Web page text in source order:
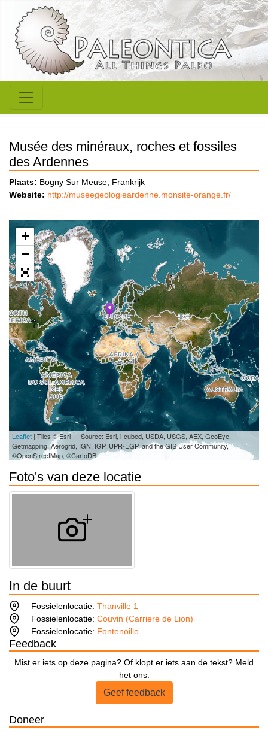
Musée des minéraux, roches et fossiles
des Ardennes
Plaats: Bogny Sur Meuse, Frankrijk
Website: http://museegeologieardenne.monsite-orange.fr/
+
−
Leaflet | Tiles © Esri — Source: Esri, i-cubed, USDA, USGS, AEX, GeoEye,
Getmapping, Aerogrid, IGN, IGP, UPR-EGP, and the GIS User Community,
©OpenStreetMap, ©CartoDB
Foto's van deze locatie
In de buurt
Fossielenlocatie:Thanville 1
Fossielenlocatie:Couvin (Carriere de Lion)
Fossielenlocatie: Fontenoille
Feedback
Mist er iets op deze pagina? Of klopt er iets aan de tekst? Meld
het ons.
Geef feedback
Doneer